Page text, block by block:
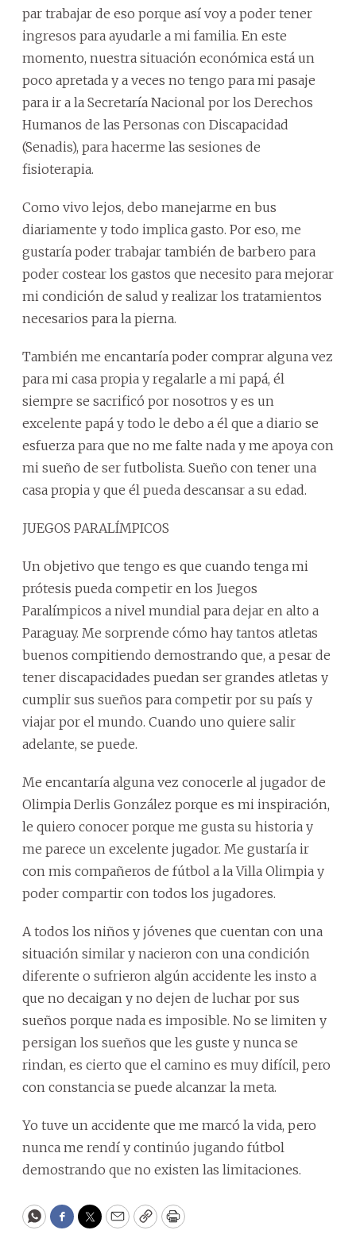
par trabajar de eso porque así voy a poder tener
ingresos para ayudarle a mi familia. En este
momento, nuestra situación económica está un
poco apretada y a veces no tengo para mi pasaje
para ir a la Secretaría Nacional por los Derechos
Humanos de las Personas con Discapacidad
(Senadis), para hacerme las sesiones de
fisioterapia.
Como vivo lejos, debo manejarme en bus
diariamente y todo implica gasto. Por eso, me
gustaría poder trabajar también de barbero para
poder costear los gastos que necesito para mejorar
mi condición de salud y realizar los tratamientos
necesarios para la pierna.
También me encantaría poder comprar alguna vez
para mi casa propia y regalarle a mi papá, él
siempre se sacrificó por nosotros y es un
excelente papá y todo le debo a él que a diario se
esfuerza para que no me falte nada y me apoya con
mi sueño de ser futbolista. Sueño con tener una
casa propia y que él pueda descansar a su edad.
JUEGOS PARALÍMPICOS
Un objetivo que tengo es que cuando tenga mi
prótesis pueda competir en los Juegos
Paralímpicos a nivel mundial para dejar en alto a
Paraguay. Me sorprende cómo hay tantos atletas
buenos compitiendo demostrando que, a pesar de
tener discapacidades puedan ser grandes atletas y
cumplir sus sueños para competir por su país y
viajar por el mundo. Cuando uno quiere salir
adelante, se puede.
Me encantaría alguna vez conocerle al jugador de
Olimpia Derlis González porque es mi inspiración,
le quiero conocer porque me gusta su historia y
me parece un excelente jugador. Me gustaría ir
con mis compañeros de fútbol a la Villa Olimpia y
poder compartir con todos los jugadores.
A todos los niños y jóvenes que cuentan con una
situación similar y nacieron con una condición
diferente o sufrieron algún accidente les insto a
que no decaigan y no dejen de luchar por sus
sueños porque nada es imposible. No se limiten y
persigan los sueños que les guste y nunca se
rindan, es cierto que el camino es muy difícil, pero
con constancia se puede alcanzar la meta.
Yo tuve un accidente que me marcó la vida, pero
nunca me rendí y continúo jugando fútbol
demostrando que no existen las limitaciones.
WhatsApp
Facebook
Twitter
EmailCopyPrint